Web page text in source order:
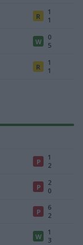
R
1
1
W
0
5
R
1
1
P
1
2
P
2
0
P
6
2
W
1
3